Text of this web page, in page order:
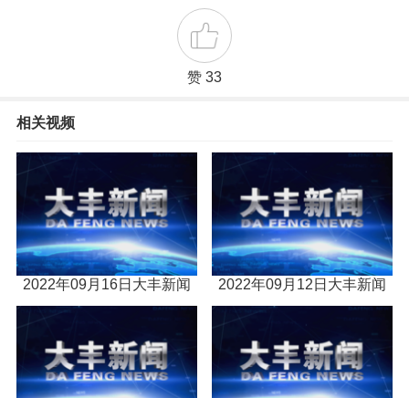
赞 33
相关视频
2022年09月16日大丰新闻 2022年09月12日大丰新闻